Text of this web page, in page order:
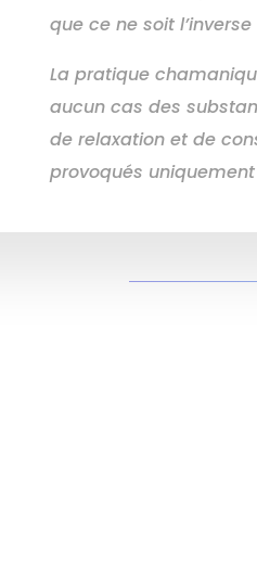
que ce ne soit l’inverse
La pratique
aucun cas des
de relaxation et de
provoqués